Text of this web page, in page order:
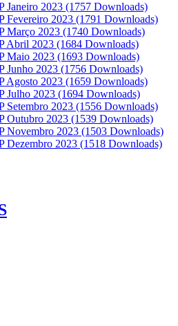
Janeiro 2023 (1757 Downloads)
Fevereiro 2023 (1791 Downloads)
Março 2023 (1740 Downloads)
Abril 2023 (1684 Downloads)
Maio 2023 (1693 Downloads)
Junho 2023 (1756 Downloads)
Agosto 2023 (1659 Downloads)
Julho 2023 (1694 Downloads)
Setembro 2023 (1556 Downloads)
Outubro 2023 (1539 Downloads)
Novembro 2023 (1503 Downloads)
Dezembro 2023 (1518 Downloads)